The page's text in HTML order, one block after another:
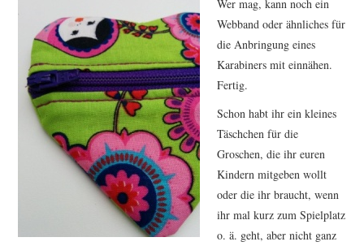
Wer mag, kann noch ein
Webband oder ähnliches für
die Anbringung eines
Karabiners mit einnähen.
Fertig.
Schon habt ihr ein kleines
Täschchen für die
Groschen, die ihr euren
Kindern mitgeben wollt
oder die ihr braucht, wenn
ihr mal kurz zum Spielplatz
o. ä. geht, aber nicht ganz